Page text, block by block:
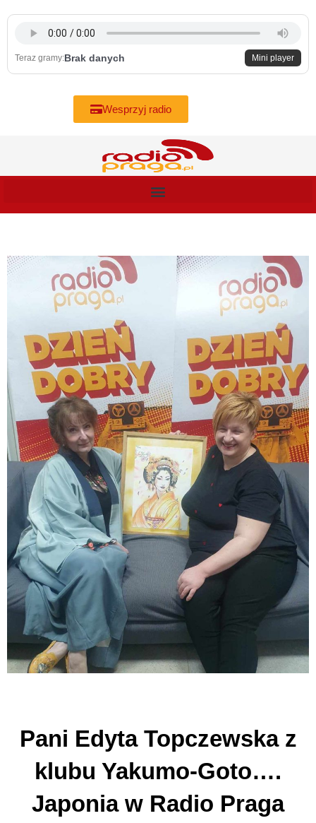
content
Teraz gramy:Brak danych Mini player
Wesprzyj radio
Pani Edyta Topczewska z
klubu Yakumo-Goto….
Japonia w Radio Praga